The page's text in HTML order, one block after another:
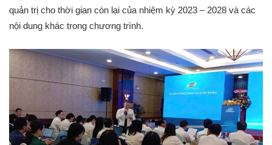
quản trị cho thời gian còn lại của nhiệm kỳ 2023 – 2028 và các
nội dung khác trong chương trình.